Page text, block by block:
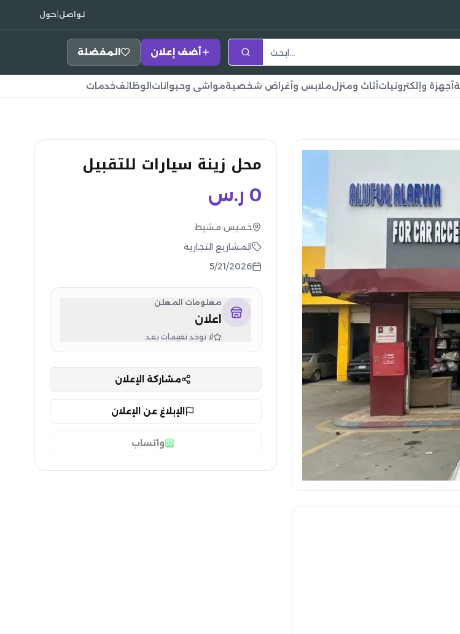
تواصل حول
أضف إعلان المفضلة
أجهزة وإلكترونياتأثاث ومنزلملابس وأغراض شخصيةمواشي وحيوانات الوظائفخدمات
محل زينة سيارات للتقبيل
0 ر.س
خميس مشيط
المشاريع التجارية
5/21/2026
معلومات المعلن
اعلان
لا توجد تقييمات بعد
مشاركة الإعلان
الإبلاغ عن الإعلان
واتساب